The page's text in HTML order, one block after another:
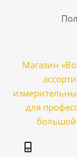
Магазин
для
большой